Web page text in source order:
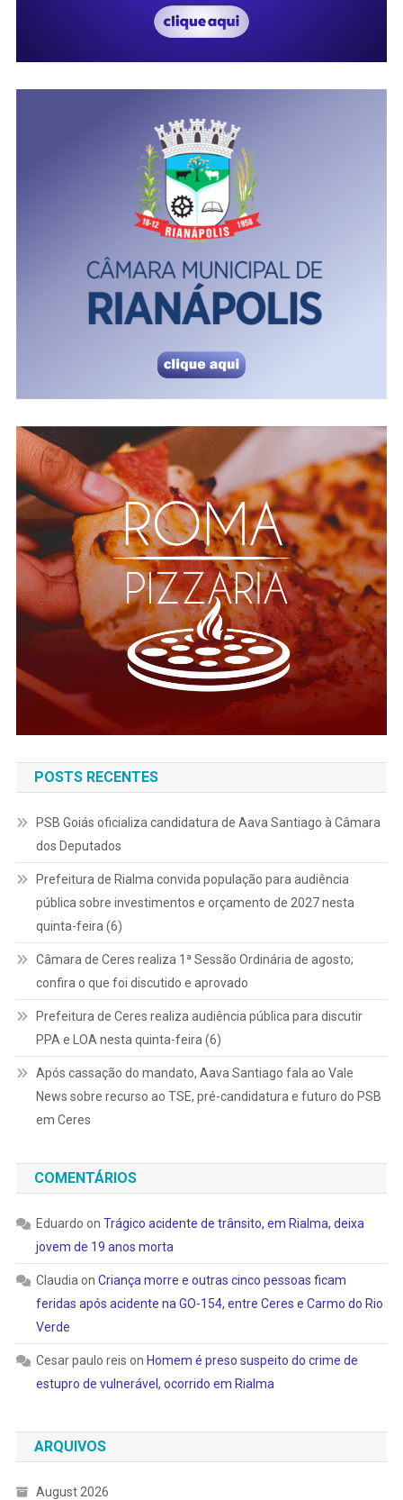
POSTS RECENTES
PSB Goiás oficializa candidatura de Aava Santiago à Câmara
dos Deputados
Prefeitura de Rialma convida população para audiência
pública sobre investimentos e orçamento de 2027 nesta
quinta-feira (6)
Câmara de Ceres realiza 1ª Sessão Ordinária de agosto;
confira o que foi discutido e aprovado
Prefeitura de Ceres realiza audiência pública para discutir
PPA e LOA nesta quinta-feira (6)
Após cassação do mandato, Aava Santiago fala ao Vale
News sobre recurso ao TSE, pré-candidatura e futuro do PSB
em Ceres
COMENTÁRIOS
Eduardo on Trágico acidente de trânsito, em Rialma, deixa
jovem de 19 anos morta
Claudia on Criança morre e outras cinco pessoas ficam
feridas após acidente na GO-154, entre Ceres e Carmo do Rio
Verde
Cesar paulo reis on Homem é preso suspeito do crime de
estupro de vulnerável, ocorrido em Rialma
ARQUIVOS
August 2026